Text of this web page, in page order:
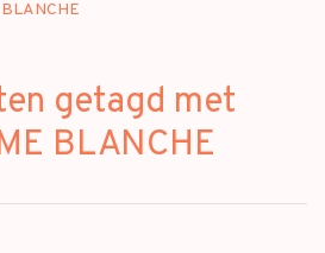
getagd met
BLANCHE